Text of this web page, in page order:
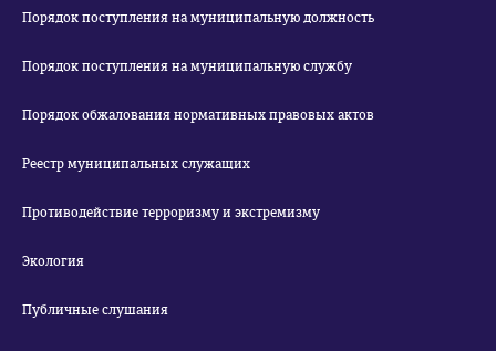
Порядок поступления на муниципальную должность
Порядок поступления на муниципальную службу
Порядок обжалования нормативных правовых актов
Реестр муниципальных служащих
Противодействие терроризму и экстремизму
Экология
Публичные слушания